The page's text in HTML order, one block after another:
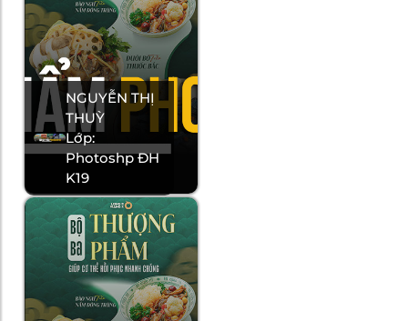
NGUYỄN THỊ
THUỲ
Lớp:
Photoshp ĐH
K19